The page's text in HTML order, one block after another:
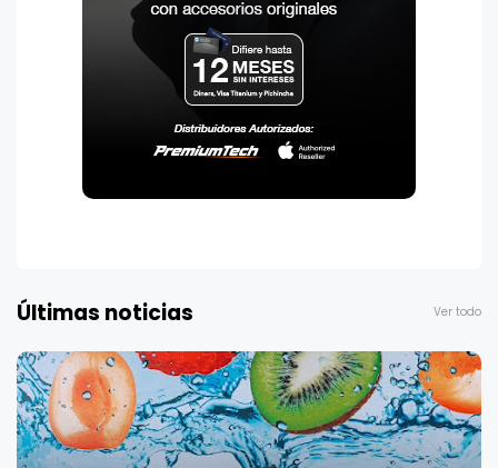
Últimas noticias Ver todo